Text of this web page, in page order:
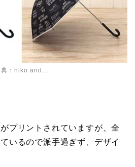
典：niko and…
プリントされていますが、全
いるので派手過ぎず、デザイ